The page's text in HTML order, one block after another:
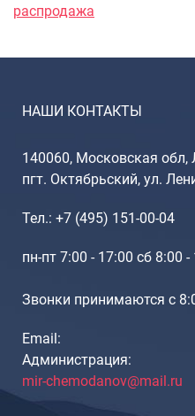
распродажа
НАШИ КОНТАКТЫ
140060, Московская обл,
пгт. Октябрьский, ул.
Тел.: +7 (495) 151-00-04
пн-пт 7:00 - 17:00 сб 8:00
Звонки принимаются с
Email:
Администрация:
mir-chemodanov@mail.ru